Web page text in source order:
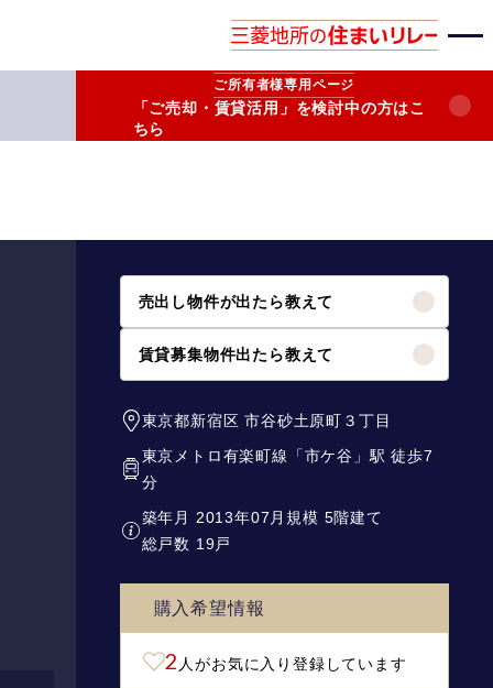
ご所有者様専用ページ
「ご売却・賃貸活用」を検討中の方はこ
ちら
売出し物件が出たら教えて
賃貸募集物件出たら教えて
東京都新宿区 市谷砂土原町３丁目
東京メトロ有楽町線
「市ケ谷 」駅 徒歩7
分
築年月 2013年07月規模 5階建て
総戸数 19戸
購入希望情報
2 人がお気に入り登録しています